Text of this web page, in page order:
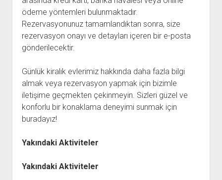
ödeme yöntemleri bulunmaktadır.
Rezervasyonunuz tamamlandıktan sonra, size
rezervasyon onayı ve detayları içeren bir e-posta
gönderilecektir.
Günlük kiralık evlerimiz hakkında daha fazla bilgi
almak veya rezervasyon yapmak için bizimle
iletişime geçmekten çekinmeyin. Sizleri güzel ve
konforlu bir konaklama deneyimi sunmak için
buradayız!
Yakındaki Aktiviteler
Yakındaki Aktiviteler